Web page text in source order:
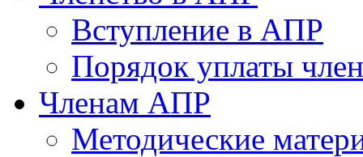
Вступление в АПР
Порядок уплаты
Членам АПР
Методические